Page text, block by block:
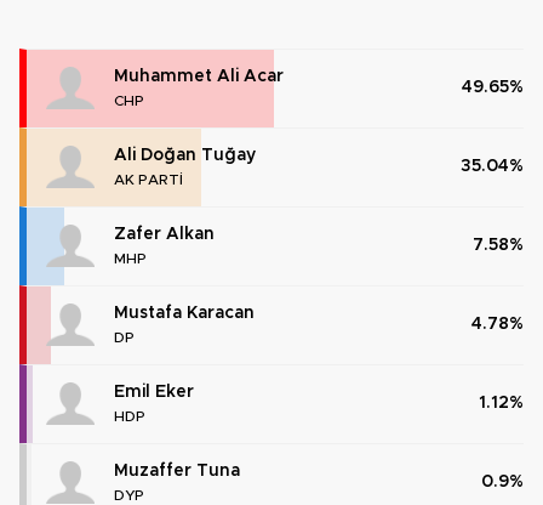
Muhammet Ali Acar
CHP
49.65%
Ali Doğan Tuğay
AK PARTİ
35.04%
Zafer Alkan
MHP
7.58%
Mustafa Karacan
DP
4.78%
Emil Eker
HDP
1.12%
Muzaffer Tuna
DYP
0.9%